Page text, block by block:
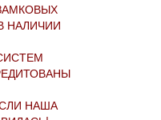
НАЛИЧИИ
НАША